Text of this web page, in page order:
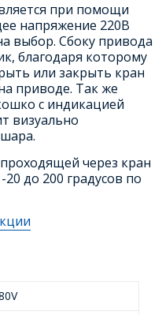
при помощи
напряжение 220В
выбор. Сбоку привода
благодаря которому
или закрыть кран
приводе. Так же
с индикацией
визуально
через кран
до 200 градусов по